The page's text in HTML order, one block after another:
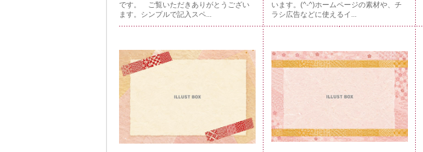
です。 ご覧いただきありがとうござい
ます。シンプルで記入スペ...
います。(^-^)ホームページの素材や、チ
ラシ広告などに使えるイ...